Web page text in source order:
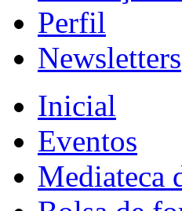
Perfil
Newsletters
Inicial
Eventos
Mediateca